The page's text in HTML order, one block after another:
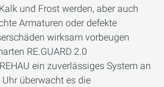
und Frost werden, aber auch
Armaturen oder defekte
wirksam vorbeugen
RE.GUARD 2.0
ein zuverlässiges System an
überwacht es die